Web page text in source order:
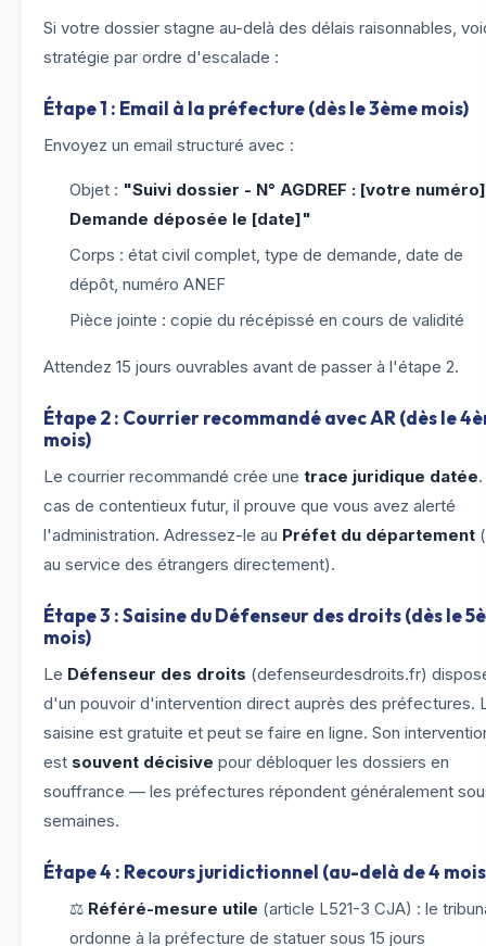
Si votre dossier stagne au-delà des délais raisonnables,
stratégie par ordre d'escalade :
Étape 1 : Email à la préfecture (dès le 3ème mois)
Envoyez un email structuré avec :
Objet : "Suivi dossier - N° AGDREF : [votre
Demande déposée le [date]"
Corps : état civil complet, type de demande, date de
dépôt, numéro ANEF
Pièce jointe : copie du récépissé en cours de validité
Attendez 15 jours ouvrables avant de passer à l'étape 2.
Étape 2 : Courrier recommandé avec AR (dès le
mois)
Le courrier recommandé crée une trace juridique datée
cas de contentieux futur, il prouve que vous avez alerté
l'administration. Adressez-le au Préfet du département
au service des étrangers directement).
Étape 3 : Saisine du Défenseur des droits (dès le
mois)
Le Défenseur des droits (defenseurdesdroits.fr)
d'un pouvoir d'intervention direct auprès des préfectures.
saisine est gratuite et peut se faire en ligne. Son
est souvent décisive pour débloquer les dossiers en
souffrance — les préfectures répondent généralement
semaines.
Étape 4 : Recours juridictionnel (au-delà de 4
⚖️ Référé-mesure utile (article L521-3 CJA) : le
ordonne à la préfecture de statuer sous 15 jours